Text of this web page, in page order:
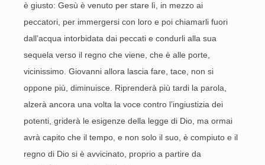
è giusto: Gesù è venuto per stare lì, in mezzo ai
peccatori, per immergersi con loro e poi chiamarli fuori
dall’acqua intorbidata dai peccati e condurli alla sua
sequela verso il regno che viene, che è alle porte,
vicinissimo. Giovanni allora lascia fare, tace, non si
oppone più, diminuisce. Riprenderà più tardi la parola,
alzerà ancora una volta la voce contro l’ingiustizia dei
potenti, griderà le esigenze della legge di Dio, ma ormai
avrà capito che il tempo, e non solo il suo, è compiuto e il
regno di Dio si è avvicinato, proprio a partire da